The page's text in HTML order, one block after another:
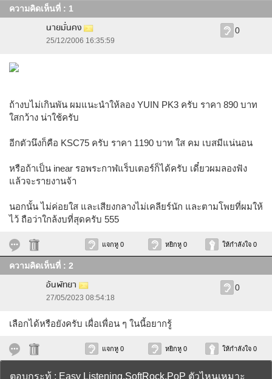
ความคิดเห็นที่ : 1
นายมั่นคง
25/12/2006 16:35:59
0
ถ้างบไม่เกินพัน ผมแนะนำให้ลอง YUIN PK3 ครับ ราคา 890 บาท
ใสกว้าง น่าใช้ครับ
อีกตัวนึงก็คือ KSC75 ครับ ราคา 1190 บาท ใส คม เบสมีแน่นอน
หรือถ้าเป็น inear รอพระกาฬแร็บเตอร์ก็ได้ครับ เดี๋ยวผมลองฟัง
แล้วจะรายงานจ้า
นอกนั้น ไม่ค่อยใส และเสียงกลางไม่เคลียร์นัก และตามโพยที่ผมให้
ไว้ ถือว่าใกล้งบที่สุดครับ 555
แจกหู 0 หยิกหู 0 ให้กำลังใจ 0
ความคิดเห็นที่ : 2
อ้นพัทยา
27/05/2023 08:54:18
0
เลือกได้หรือยังครับ เผื่อเพื่อน ๆ ในนี้อยากรู้
แจกหู 0 หยิกหู 0 ให้กำลังใจ 0
ตอบกระทู้ : Easy Listening,SoftRock,PoP ตัวไหนเหมาะ